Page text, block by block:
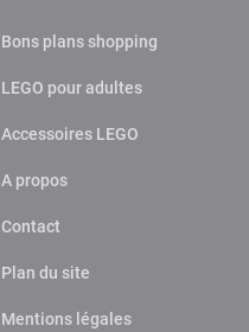
Bons plans shopping
LEGO pour adultes
Accessoires LEGO
A propos
Contact
Plan du site
Mentions légales